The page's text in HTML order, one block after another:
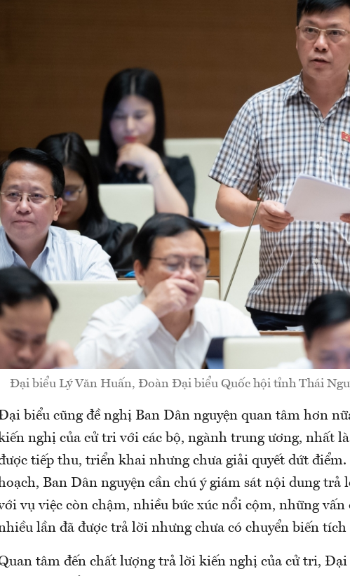
Đại biểu Lý Văn Huấn, Đoàn Đại biểu Quốc hội tỉnh Thái
biểu cũng đề nghị Ban Dân nguyện quan tâm hơn
nghị của cử tri với các bộ, ngành trung ương, nhất
tiếp thu, triển khai nhưng chưa giải quyết dứt điểm.
Ban Dân nguyện cần chú ý giám sát nội dung trả
vụ việc còn chậm, nhiều bức xúc nổi cộm, những
lần đã được trả lời nhưng chưa có chuyển biến tích
tâm đến chất lượng trả lời kiến nghị của cử tri,